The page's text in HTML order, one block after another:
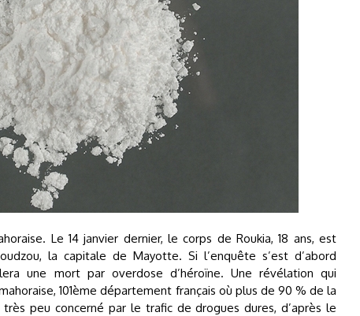
Le 14 janvier dernier, le corps de Roukia, 18 ans, est
la capitale de Mayotte. Si l’enquête s’est d’abord
une mort par overdose d’héroïne. Une révélation qui
101ème département français où plus de 90 % de la
peu concerné par le trafic de drogues dures, d’après le